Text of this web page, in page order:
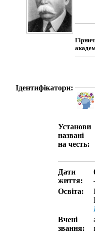
Ідентифікатори:
Установи
названі
на честь:
Дати
життя:
Освіта:
Вчені
звання: